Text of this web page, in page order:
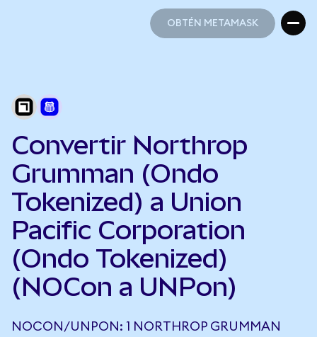
OBTÉN METAMASK
Convertir Northrop
Grumman (Ondo
Tokenized) a Union
Pacific Corporation
(Ondo Tokenized)
(NOCon a UNPon)
NOCON/UNPON: 1 NORTHROP GRUMMAN